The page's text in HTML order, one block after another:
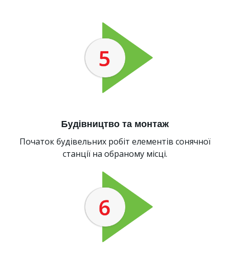
Будівництво та монтаж
Початок будівельних робіт елементів сонячної
станції на обраному місці.